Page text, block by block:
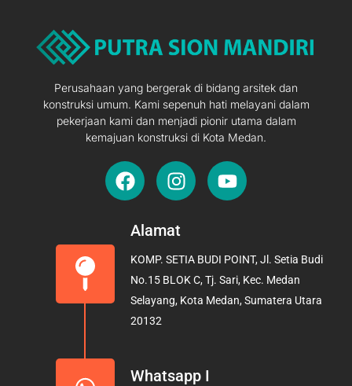
Perusahaan yang bergerak di bidang arsitek dan
konstruksi umum. Kami sepenuh hati melayani dalam
pekerjaan kami dan menjadi pionir utama dalam
kemajuan konstruksi di Kota Medan.
F
a
e
o
o
k
I
n
t
g
r
a
Y
o
b
e
Alamat
KOMP. SETIA BUDI POINT, Jl. Setia Budi
No.15 BLOK C, Tj. Sari, Kec. Medan
Selayang, Kota Medan, Sumatera Utara
20132
Whatsapp I